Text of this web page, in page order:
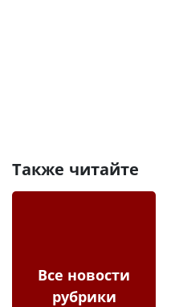
Также читайте
Все новости
рубрики